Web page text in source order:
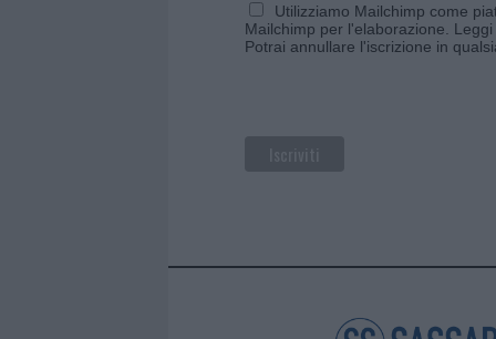
Utilizziamo Mailchimp come
Mailchimp per l'elaborazione.
Potrai annullare l'iscrizione in